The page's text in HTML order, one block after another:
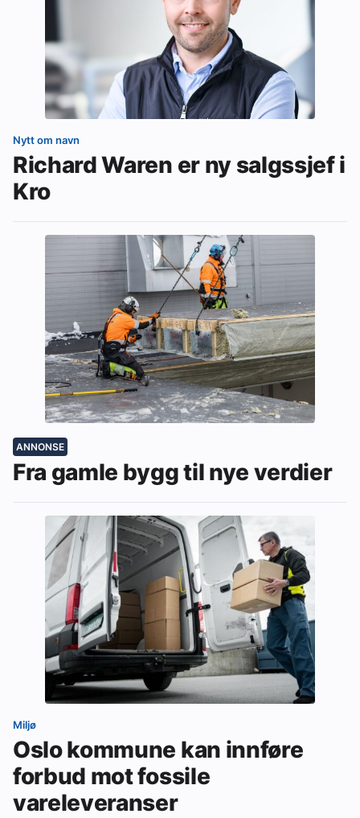
Nytt om navn
Richard Waren er ny salgssjef i
Kro
ANNONSE
Fra gamle bygg til nye verdier
Miljø
Oslo kommune kan innføre
forbud mot fossile
vareleveranser